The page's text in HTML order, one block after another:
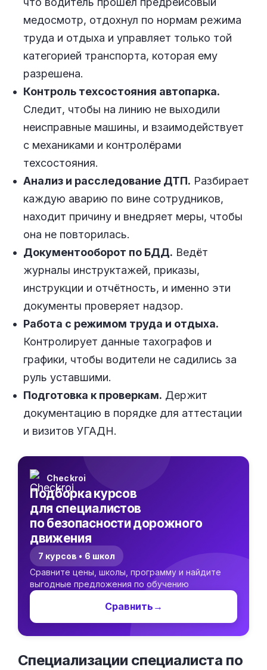
медосмотр, отдохнул по нормам режима
труда и отдыха и управляет только той
категорией транспорта, которая ему
разрешена.
Контроль техсостояния автопарка.
Следит, чтобы на линию не выходили
неисправные машины, и взаимодействует
с механиками и контролёрами
техсостояния.
Анализ и расследование ДТП. Разбирает
каждую аварию по вине сотрудников,
находит причину и внедряет меры, чтобы
она не повторилась.
Документооборот по БДД. Ведёт
журналы инструктажей, приказы,
инструкции и отчётность, и именно эти
документы проверяет надзор.
Работа с режимом труда и отдыха.
Контролирует данные тахографов и
графики, чтобы водители не садились за
руль уставшими.
Подготовка к проверкам. Держит
документацию в порядке для аттестации
и визитов УГАДН.
Checkroi
Подборка курсов
для специалистов
по безопасности дорожного
движения
7 курсов • 6 школ
Сравните цены, школы, программу и найдите
выгодные предложения по обучению
Сравнить →
Специализации специалиста по